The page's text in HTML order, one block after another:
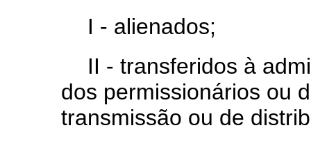
I - alienados;
II - transferidos à
dos permissionários ou
transmissão ou de